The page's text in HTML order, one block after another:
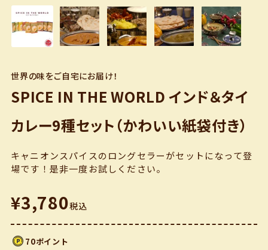
世界の味をご自宅にお届け！
SPICE IN THE WORLD インド＆タイ
カレー9種セット（かわいい紙袋付き）
キャニオンスパイスのロングセラーがセットになって登
場です！是非一度お試しください。
¥3,780税込
70